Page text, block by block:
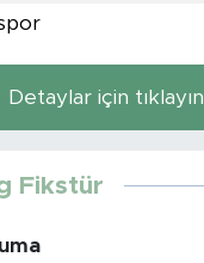
Detaylar için tıklayın
Fikstür